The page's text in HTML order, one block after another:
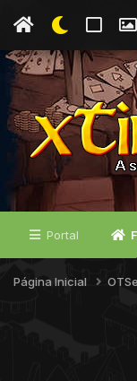
Portal
Página Inicial